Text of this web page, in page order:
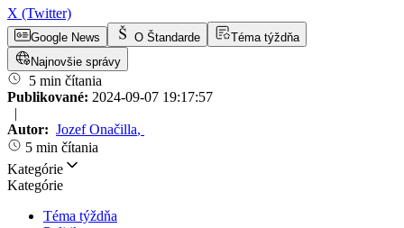
X (Twitter)
Google News O Štandarde
Téma týždňa
Najnovšie správy
5 min čítania
Publikované: 2024-09-07 19:17:57
|
Autor: Jozef Onačilla,
5 min čítania
Kategórie
Kategórie
Téma týždňa